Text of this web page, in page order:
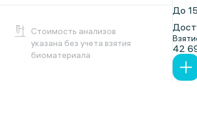
Cтоимость анализов
указана без учета взятия
биоматериала
До
42